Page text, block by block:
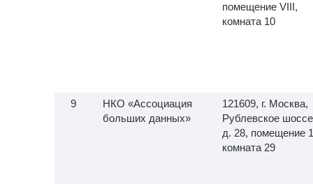
помещение VIII,
комната 10
НКО «Ассоциация
больших данных»
121609, г. Москва,
Рублевское
д. 28, помещение
комната 29